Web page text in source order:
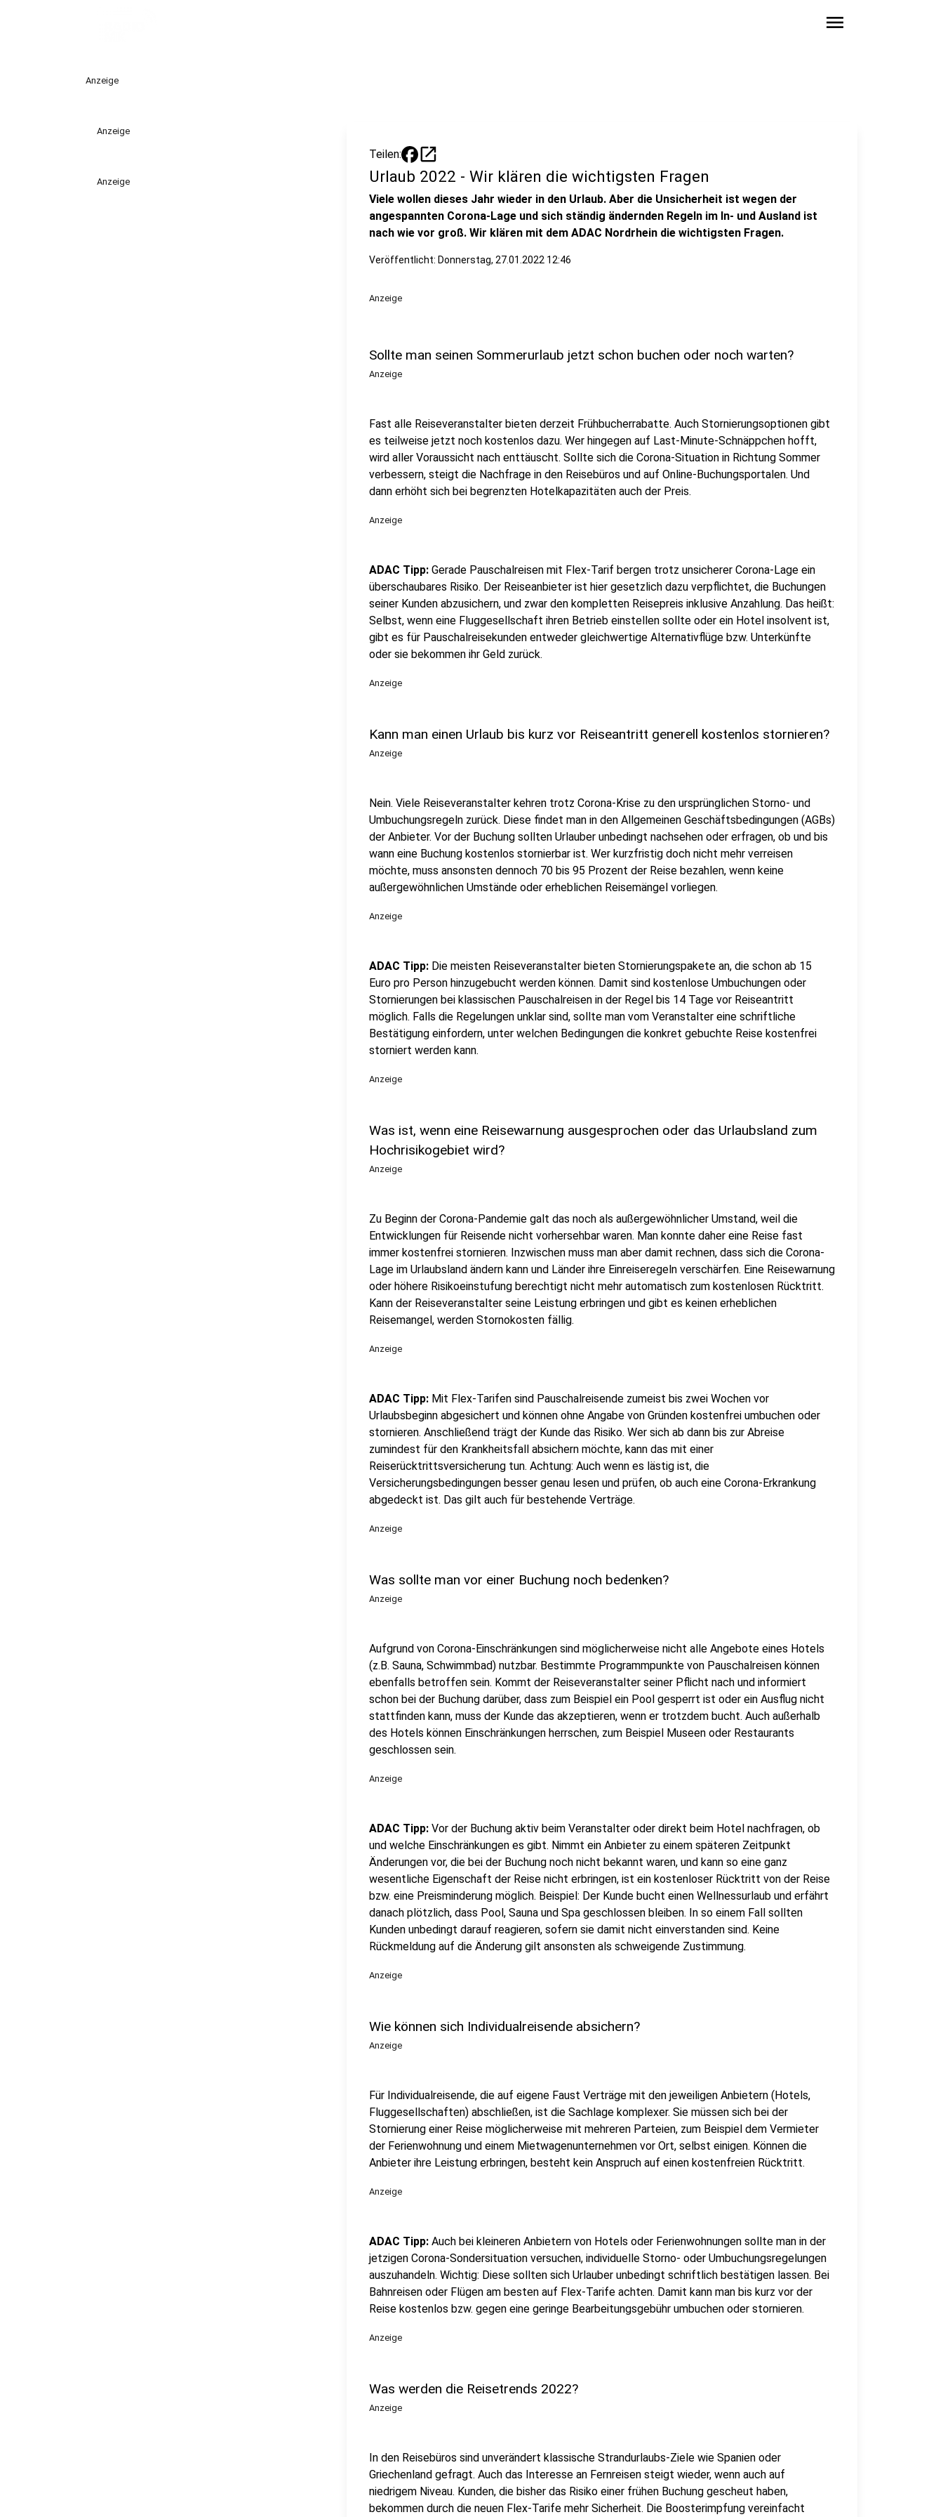
menu
Anzeige
Anzeige
Anzeige
Teilen: open_in_new
Urlaub 2022 - Wir klären die wichtigsten Fragen
Viele wollen dieses Jahr wieder in den Urlaub. Aber die Unsicherheit ist wegen der
angespannten Corona-Lage und sich ständig ändernden Regeln im In- und Ausland ist
nach wie vor groß. Wir klären mit dem ADAC Nordrhein die wichtigsten Fragen.
Veröffentlicht: Donnerstag, 27.01.2022 12:46
Anzeige
Sollte man seinen Sommerurlaub jetzt schon buchen oder noch warten?
Anzeige
Fast alle Reiseveranstalter bieten derzeit Frühbucherrabatte. Auch Stornierungsoptionen gibt
es teilweise jetzt noch kostenlos dazu. Wer hingegen auf Last-Minute-Schnäppchen hofft,
wird aller Voraussicht nach enttäuscht. Sollte sich die Corona-Situation in Richtung Sommer
verbessern, steigt die Nachfrage in den Reisebüros und auf Online-Buchungsportalen. Und
dann erhöht sich bei begrenzten Hotelkapazitäten auch der Preis.
Anzeige
ADAC Tipp: Gerade Pauschalreisen mit Flex-Tarif bergen trotz unsicherer Corona-Lage ein
überschaubares Risiko. Der Reiseanbieter ist hier gesetzlich dazu verpflichtet, die Buchungen
seiner Kunden abzusichern, und zwar den kompletten Reisepreis inklusive Anzahlung. Das heißt:
Selbst, wenn eine Fluggesellschaft ihren Betrieb einstellen sollte oder ein Hotel insolvent ist,
gibt es für Pauschalreisekunden entweder gleichwertige Alternativflüge bzw. Unterkünfte
oder sie bekommen ihr Geld zurück.
Anzeige
Kann man einen Urlaub bis kurz vor Reiseantritt generell kostenlos stornieren?
Anzeige
Nein. Viele Reiseveranstalter kehren trotz Corona-Krise zu den ursprünglichen Storno- und
Umbuchungsregeln zurück. Diese findet man in den Allgemeinen Geschäftsbedingungen (AGBs)
der Anbieter. Vor der Buchung sollten Urlauber unbedingt nachsehen oder erfragen, ob und bis
wann eine Buchung kostenlos stornierbar ist. Wer kurzfristig doch nicht mehr verreisen
möchte, muss ansonsten dennoch 70 bis 95 Prozent der Reise bezahlen, wenn keine
außergewöhnlichen Umstände oder erheblichen Reisemängel vorliegen.
Anzeige
ADAC Tipp: Die meisten Reiseveranstalter bieten Stornierungspakete an, die schon ab 15
Euro pro Person hinzugebucht werden können. Damit sind kostenlose Umbuchungen oder
Stornierungen bei klassischen Pauschalreisen in der Regel bis 14 Tage vor Reiseantritt
möglich. Falls die Regelungen unklar sind, sollte man vom Veranstalter eine schriftliche
Bestätigung einfordern, unter welchen Bedingungen die konkret gebuchte Reise kostenfrei
storniert werden kann.
Anzeige
Was ist, wenn eine Reisewarnung ausgesprochen oder das Urlaubsland zum
Hochrisikogebiet wird?
Anzeige
Zu Beginn der Corona-Pandemie galt das noch als außergewöhnlicher Umstand, weil die
Entwicklungen für Reisende nicht vorhersehbar waren. Man konnte daher eine Reise fast
immer kostenfrei stornieren. Inzwischen muss man aber damit rechnen, dass sich die Corona-
Lage im Urlaubsland ändern kann und Länder ihre Einreiseregeln verschärfen. Eine Reisewarnung
oder höhere Risikoeinstufung berechtigt nicht mehr automatisch zum kostenlosen Rücktritt.
Kann der Reiseveranstalter seine Leistung erbringen und gibt es keinen erheblichen
Reisemangel, werden Stornokosten fällig.
Anzeige
ADAC Tipp: Mit Flex-Tarifen sind Pauschalreisende zumeist bis zwei Wochen vor
Urlaubsbeginn abgesichert und können ohne Angabe von Gründen kostenfrei umbuchen oder
stornieren. Anschließend trägt der Kunde das Risiko. Wer sich ab dann bis zur Abreise
zumindest für den Krankheitsfall absichern möchte, kann das mit einer
Reiserücktrittsversicherung tun. Achtung: Auch wenn es lästig ist, die
Versicherungsbedingungen besser genau lesen und prüfen, ob auch eine Corona-Erkrankung
abgedeckt ist. Das gilt auch für bestehende Verträge.
Anzeige
Was sollte man vor einer Buchung noch bedenken?
Anzeige
Aufgrund von Corona-Einschränkungen sind möglicherweise nicht alle Angebote eines Hotels
(z.B. Sauna, Schwimmbad) nutzbar. Bestimmte Programmpunkte von Pauschalreisen können
ebenfalls betroffen sein. Kommt der Reiseveranstalter seiner Pflicht nach und informiert
schon bei der Buchung darüber, dass zum Beispiel ein Pool gesperrt ist oder ein Ausflug nicht
stattfinden kann, muss der Kunde das akzeptieren, wenn er trotzdem bucht. Auch außerhalb
des Hotels können Einschränkungen herrschen, zum Beispiel Museen oder Restaurants
geschlossen sein.
Anzeige
ADAC Tipp: Vor der Buchung aktiv beim Veranstalter oder direkt beim Hotel nachfragen, ob
und welche Einschränkungen es gibt. Nimmt ein Anbieter zu einem späteren Zeitpunkt
Änderungen vor, die bei der Buchung noch nicht bekannt waren, und kann so eine ganz
wesentliche Eigenschaft der Reise nicht erbringen, ist ein kostenloser Rücktritt von der Reise
bzw. eine Preisminderung möglich. Beispiel: Der Kunde bucht einen Wellnessurlaub und erfährt
danach plötzlich, dass Pool, Sauna und Spa geschlossen bleiben. In so einem Fall sollten
Kunden unbedingt darauf reagieren, sofern sie damit nicht einverstanden sind. Keine
Rückmeldung auf die Änderung gilt ansonsten als schweigende Zustimmung.
Anzeige
Wie können sich Individualreisende absichern?
Anzeige
Für Individualreisende, die auf eigene Faust Verträge mit den jeweiligen Anbietern (Hotels,
Fluggesellschaften) abschließen, ist die Sachlage komplexer. Sie müssen sich bei der
Stornierung einer Reise möglicherweise mit mehreren Parteien, zum Beispiel dem Vermieter
der Ferienwohnung und einem Mietwagenunternehmen vor Ort, selbst einigen. Können die
Anbieter ihre Leistung erbringen, besteht kein Anspruch auf einen kostenfreien Rücktritt.
Anzeige
ADAC Tipp: Auch bei kleineren Anbietern von Hotels oder Ferienwohnungen sollte man in der
jetzigen Corona-Sondersituation versuchen, individuelle Storno- oder Umbuchungsregelungen
auszuhandeln. Wichtig: Diese sollten sich Urlauber unbedingt schriftlich bestätigen lassen. Bei
Bahnreisen oder Flügen am besten auf Flex-Tarife achten. Damit kann man bis kurz vor der
Reise kostenlos bzw. gegen eine geringe Bearbeitungsgebühr umbuchen oder stornieren.
Anzeige
Was werden die Reisetrends 2022?
Anzeige
In den Reisebüros sind unverändert klassische Strandurlaubs-Ziele wie Spanien oder
Griechenland gefragt. Auch das Interesse an Fernreisen steigt wieder, wenn auch auf
niedrigem Niveau. Kunden, die bisher das Risiko einer frühen Buchung gescheut haben,
bekommen durch die neuen Flex-Tarife mehr Sicherheit. Die Boosterimpfung vereinfacht